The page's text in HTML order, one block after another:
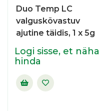
Duo Temp LC
valguskõvastuv
ajutine täidis, 1 x 5g
Logi sisse, et näha
hinda